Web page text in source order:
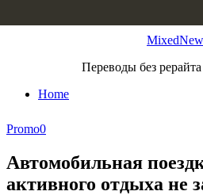
Переводы без
Home
Promo0
Автомобильная
активного отдыха не